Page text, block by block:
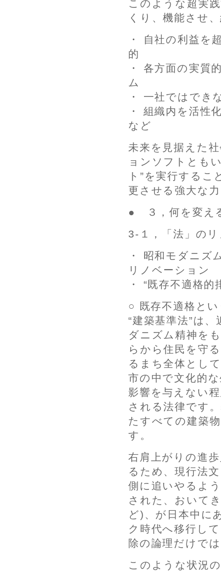
このような超実
くり、機能させ
・ 自社の利益を
的
・ 各方面の実質
ム
・ 一社ではでき
・ 組織内を活性
など
未来を見据えた
ョンソフトとも
ト”を実行するこ
更させる強大な
● ３，何を変え
3-１，「法」の
・ 昭和モダニズ
リノベーション
・ “既存不適格
○ 既存不適格と
“建築基準法”は
ダニズム精神を
らから住民を守
るまち全体とし
市の中で文化的
影響を与えない
される法律です
たすべての建築
す。
右肩上がりの進
るため、現行法
側に追いやるよ
された、おいて
ど)、が日本中に
ク時代へ移行し
除の論理だけで
このような状況